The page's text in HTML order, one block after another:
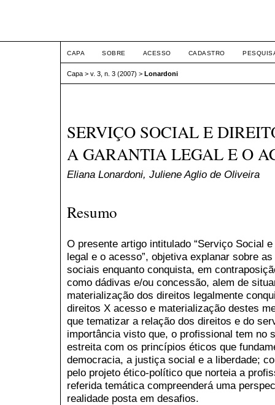
CAPA SOBRE ACESSO CADASTRO
Capa > v. 3, n. 3 (2007) > Lonardoni
SERVIÇO SOCIAL E
A GARANTIA LEGAL E O
Eliana Lonardoni, Juliene Aglio de Oliveira
Resumo
O presente artigo intitulado “Serviço Social
legal e o acesso”, objetiva explanar sobre
sociais enquanto conquista, em
como dádivas e/ou concessão, alem de
materialização dos direitos legalmente
direitos X acesso e materialização destes
que tematizar a relação dos direitos e do
importância visto que, o profissional tem no
estreita com os princípios éticos que
democracia, a justiça social e a liberdade;
pelo projeto ético-político que norteia a
referida temática compreenderá uma
realidade posta em desafios.